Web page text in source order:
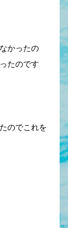
かったの
たのです
のでこれを